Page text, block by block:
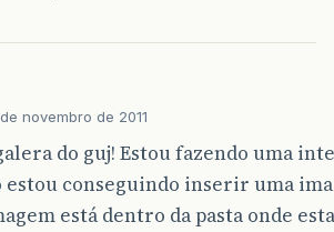
novembro de 2011
do guj! Estou fazendo uma
estou conseguindo inserir uma
está dentro da pasta onde